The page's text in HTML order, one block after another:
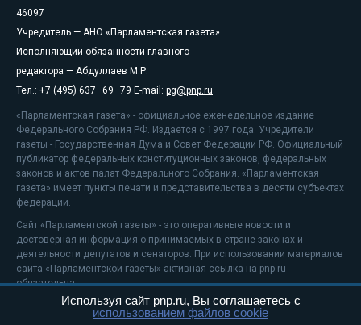
46097
Учредитель — АНО «Парламентская газета»
Исполняющий обязанности главного
редактора — Абдуллаев М.Р.
Тел.: +7 (495) 637–69–79 E-mail: pg@pnp.ru
«Парламентская газета» - официальное еженедельное издание
Федерального Собрания РФ. Издается с 1997 года. Учредители
газеты - Государственная Дума и Совет Федерации РФ. Официальный
публикатор федеральных конституционных законов, федеральных
законов и актов палат Федерального Собрания. «Парламентская
газета» имеет пункты печати и представительства в десяти субъектах
федерации.
Сайт «Парламентской газеты» - это оперативные новости и
достоверная информация о принимаемых в стране законах и
деятельности депутатов и сенаторов. При использовании материалов
сайта «Парламентской газеты» активная ссылка на pnp.ru
обязательна.
На информационном ресурсе применяютсярекомендательные
Используя сайт pnp.ru, Вы соглашаетесь с
использованием файлов cookie